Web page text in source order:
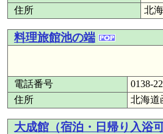
住所
北
料理旅館池の端
電話番号
0138-
住所
北海道
大成館（宿泊・日帰り入浴可